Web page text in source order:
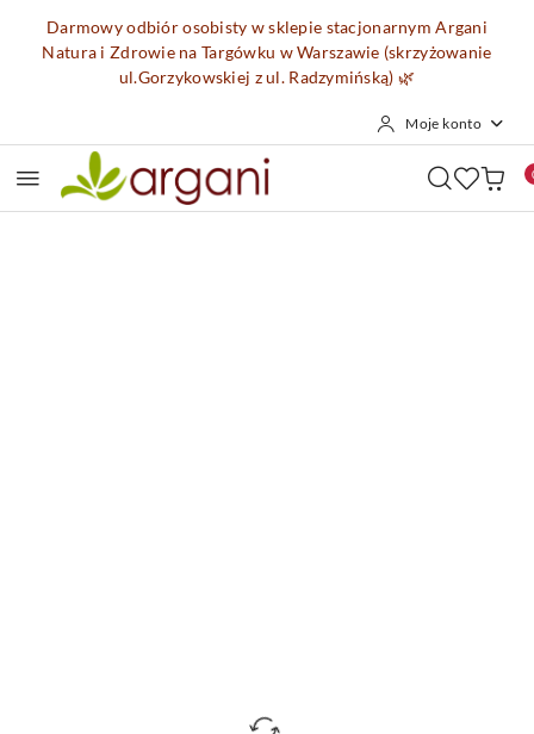
Przejdź do treści głównej
Przejdź do wyszukiwarki
Przejdź do moje konto
Przejdź do menu głównego
Przejdź do opisu produktu
Przejdź do stopki
Darmowy odbiór osobisty w sklepie stacjonarnym Argani
Natura i Zdrowie na Targówku w Warszawie (skrzyżowanie
ul.Gorzykowskiej z ul. Radzymińską) 🌿
Moje konto